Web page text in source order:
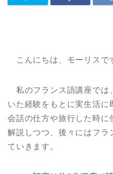
こんにちは、モーリスで
私のフランス語講座では
いた経験をもとに実生活に
会話の仕方や旅行した時に
解説しつつ、後々にはフラ
ていきます。